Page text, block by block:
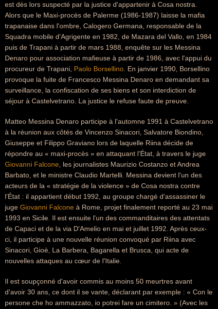
est dès lors suspecté par la justice d'appartenir à Cosa nostra.
Alors que le Maxi-procès de Palerme (1986-1987) laisse la mafia
trapanaise dans l'ombre, Calogero Germana, responsable de la
Squadra mobile d'Agrigente en 1982, de Mazara del Vallo, en 1984
puis de Trapani à partir de mars 1988, enquête sur les Messina
Denaro pour association mafieuse à partir de 1986, avec l'appui du
procureur de Trapani, Paolo Borsellino . En janvier 1990, Borsellino
provoque la fuite de Francesco Messina Denaro en demandant sa
surveillance, la confiscation de ses biens et son interdiction de
séjour à Castelvetrano. La justice le refuse faute de preuve.
Matteo Messina Denaro participe à l'automne 1991 à Castelvetrano
à la réunion aux côtés de Vincenzo Sinacori, Salvatore Biondino,
Giuseppe et Filippo Graviano lors de laquelle Riina décide de
répondre au « maxi-procès » en attaquant l’État, à travers le juge
Giovanni Falcone , les journalistes Maurizio Costanzo et Andrea
Barbato, et le ministre Claudio Martelli. Messina devient l'un des
acteurs de la « stratégie de la violence » de Cosa nostra contre
l’État : il appartient début 1992, au groupe chargé d'assassiner le
juge Giovanni Falcone à Rome, projet finalement reporté au 23 mai
1993 en Sicile. Il est ensuite l'un des commanditaires des attentats
de Capaci et de la via D'Amelio en mai et juillet 1992. Après ceux-
ci, il participe à une nouvelle réunion convoqué par Riina avec
Sinacori, Gioè, La Barbera, Bagarella et Brusca, qui acte de
nouvelles attaques au cœur de l'Italie.
Il est soupçonné d'avoir commis au moins 50 meurtres avant
d'avoir 30 ans, ce dont il se vante, déclarant par exemple : « Con le
persone che ho ammazzato, io potrei fare un cimitero. » (Avec les